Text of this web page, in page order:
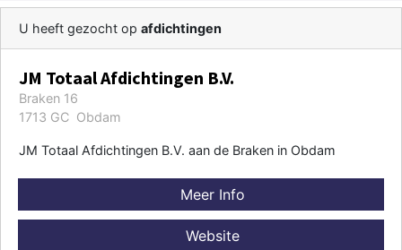
U heeft gezocht op afdichtingen
JM Totaal Afdichtingen B.V.
Braken 16
1713 GC Obdam
JM Totaal Afdichtingen B.V. aan de Braken in Obdam
Meer Info
Website